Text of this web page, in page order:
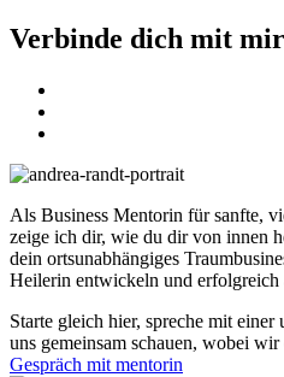
Verbinde dich mit mir
Als Business Mentorin für sanfte,
zeige ich dir, wie du dir von innen
dein ortsunabhängiges
Heilerin entwickeln und erfolgreich
Starte gleich hier, spreche mit
uns gemeinsam schauen, wobei
Gespräch mit mentorin